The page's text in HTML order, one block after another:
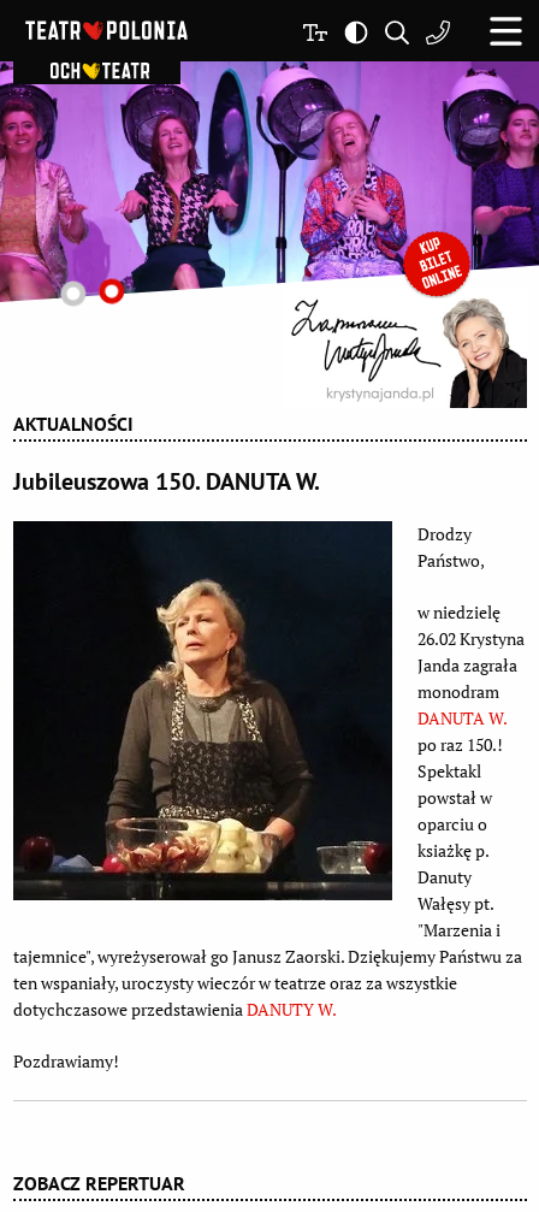
ZOBACZ REPERTUAR
AKTUALNOŚCI
Jubileuszowa 150. DANUTA W.
Drodzy
Państwo,
w niedzielę
26.02 Krystyna
Janda zagrała
monodram
DANUTA W.
po raz 150.!
Spektakl
powstał w
oparciu o
ksiażkę p.
Danuty
Wałęsy pt.
"Marzenia i
tajemnice", wyreżyserował go Janusz Zaorski. Dziękujemy Państwu za
ten wspaniały, uroczysty wieczór w teatrze oraz za wszystkie
dotychczasowe przedstawieniaDANUTY W.
Pozdrawiamy!